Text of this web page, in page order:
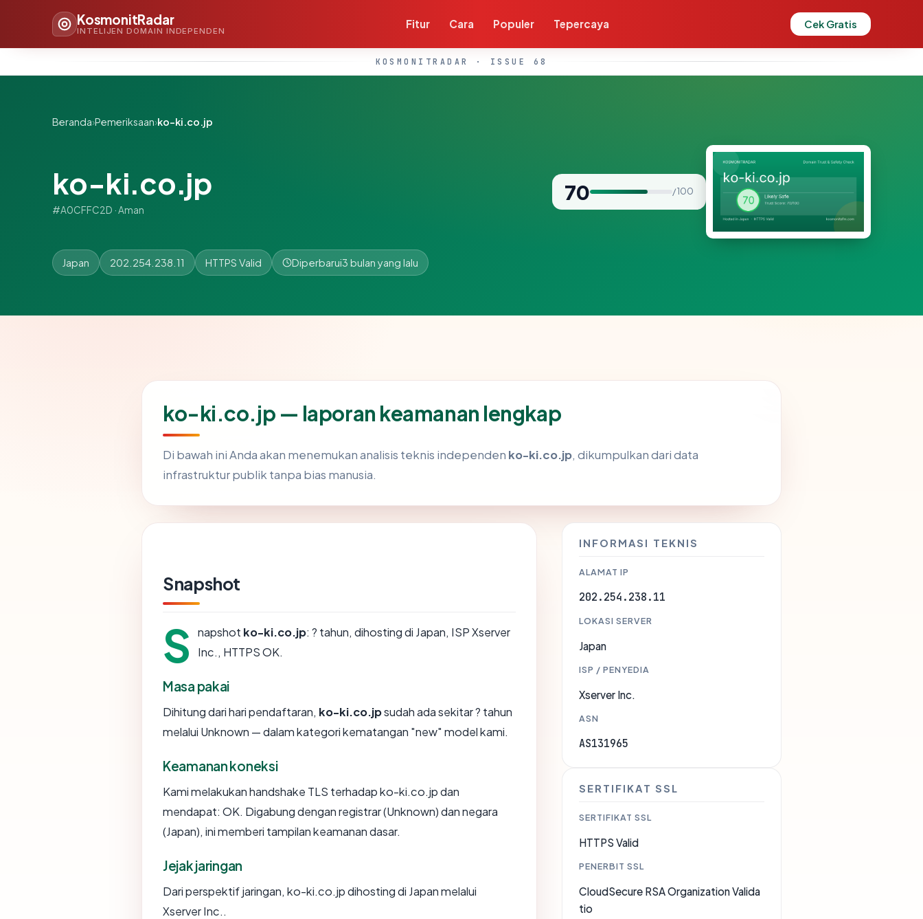
KosmonitRadar
INTELIJEN DOMAIN INDEPENDEN
Fitur Cara Populer Tepercaya Cek Gratis
KOSMONITRADAR · ISSUE 68
Beranda›Pemeriksaan›ko-ki.co.jp
ko-ki.co.jp
#A0CFFC2D · Aman
70 / 100
Japan 202.254.238.11 HTTPS Valid Diperbarui3 bulan yang lalu
ko-ki.co.jp — laporan keamanan lengkap
Di bawah ini Anda akan menemukan analisis teknis independen ko-ki.co.jp, dikumpulkan dari data
infrastruktur publik tanpa bias manusia.
Snapshot
S napshot ko-ki.co.jp: ? tahun, dihosting di Japan, ISP Xserver
Inc., HTTPS OK.
Masa pakai
Dihitung dari hari pendaftaran, ko-ki.co.jpsudah ada sekitar ? tahun
melalui Unknown — dalam kategori kematangan "new" model kami.
Keamanan koneksi
Kami melakukan handshake TLS terhadap ko-ki.co.jp dan
mendapat: OK. Digabung dengan registrar (Unknown) dan negara
(Japan), ini memberi tampilan keamanan dasar.
Jejak jaringan
Dari perspektif jaringan, ko-ki.co.jp dihosting di Japan melalui
Xserver Inc..
INFORMASI TEKNIS
ALAMAT IP
202.254.238.11
LOKASI SERVER
Japan
ISP / PENYEDIA
Xserver Inc.
ASN
AS131965
SERTIFIKAT SSL
SERTIFIKAT SSL
HTTPS Valid
PENERBIT SSL
CloudSecure RSA Organization Valida
tio